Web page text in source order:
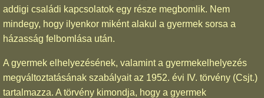
addigi családi kapcsolatok egy része megbomlik. Nem
mindegy, hogy ilyenkor miként alakul a gyermek sorsa a
házasság felbomlása után.
A gyermek elhelyezésének, valamint a gyermekelhelyezés
megváltoztatásának szabályait az 1952. évi IV. törvény (Csjt.)
tartalmazza. A törvény kimondja, hogy a gyermek